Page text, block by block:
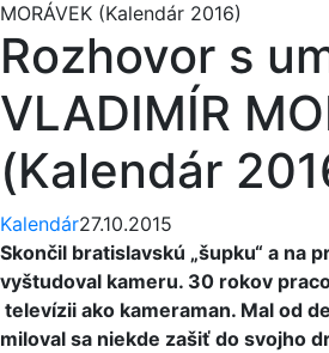
MORÁVEK (Kalendár 2016)
Rozhovor s
VLADIMÍR
(Kalendár
Kalendár27.10.2015
Skončil bratislavskú „šupku“ a na
vyštudoval kameru. 30 rokov
televízii ako kameraman. Mal od
miloval sa niekde zašiť do svojho